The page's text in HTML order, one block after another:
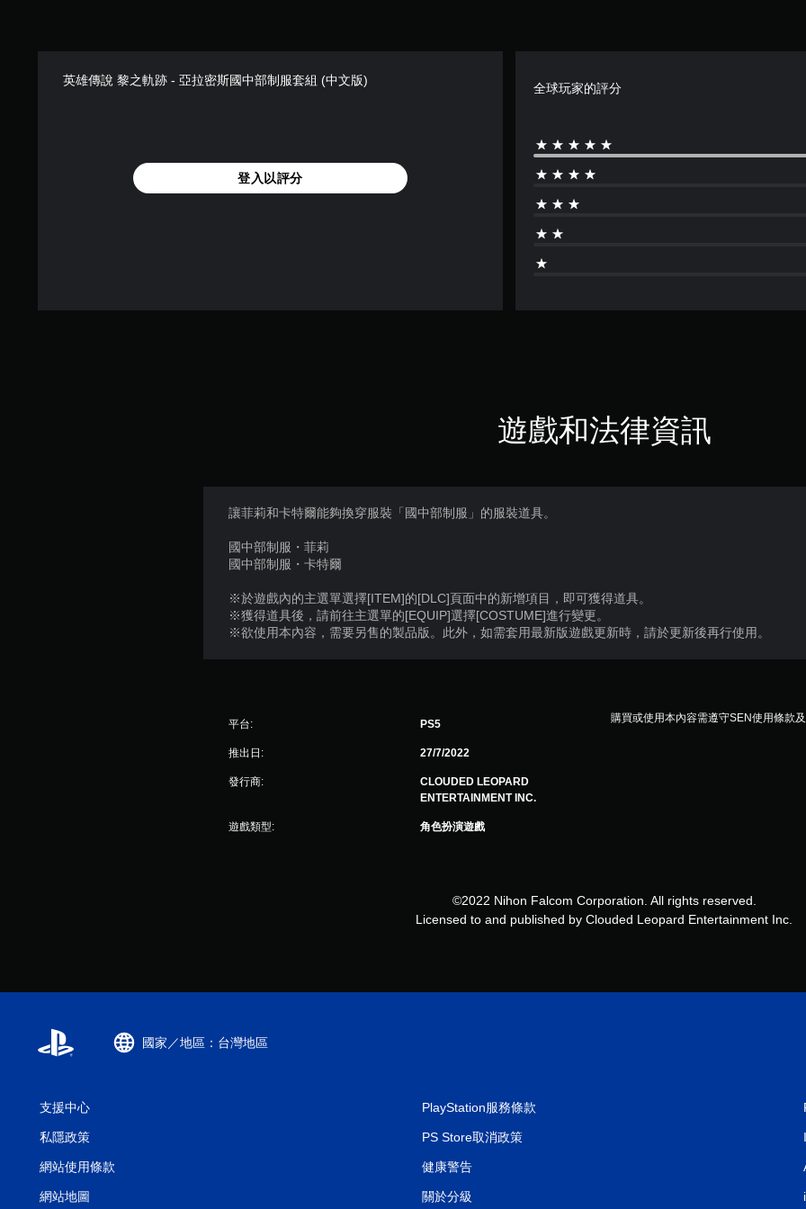
英雄傳說 黎之軌跡 - 亞拉密斯國中部制服套組 (中文版)
登入以評分
全球玩家的評分
遊戲和法律資訊
讓菲莉和卡特爾能夠換穿服裝「國中部制服」的服裝道具。
國中部制服・菲莉
國中部制服・卡特爾
※於遊戲內的主選單選擇[ITEM]的[DLC]頁面中的新增項目，即可獲得道具。
※獲得道具後，請前往主選單的[EQUIP]選擇[COSTUME]進行變更。
※欲使用本內容，需要另售的製品版。此外，如需套用最新版遊戲更新時，請於更新後再行使用。
平台: PS5
推出日: 27/7/2022
發行商:
CLOUDED LEOPARD
ENTERTAINMENT INC.
遊戲類型: 角色扮演遊戲
購買或使用本內容需遵守SEN使用條款及
©2022 Nihon Falcom Corporation. All rights reserved.
Licensed to and published by Clouded Leopard Entertainment Inc.
國家／地區：台灣地區
支援中心
私隱政策
網站使用條款
網站地圖
PlayStation服務條款
PS Store取消政策
健康警告
關於分級